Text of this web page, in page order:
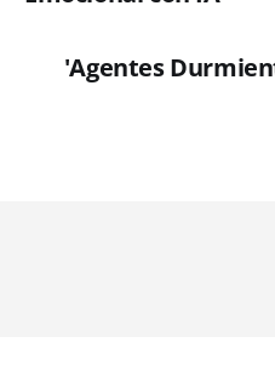
'Agentes